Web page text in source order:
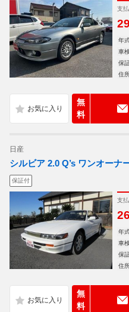
支
年
車検
保
住
無
料
日産
シルビア 2.0 Q’s ワンオーナ
保証付
支
年
車検
保
住
無
料